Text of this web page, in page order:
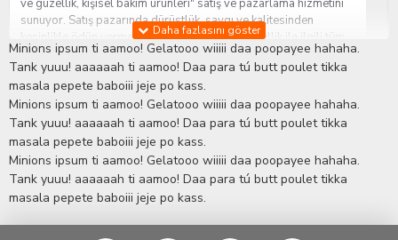
ve güzellik, kişisel bakım ürünleri" satış ve pazarlama hizmetini
sunuyor. Satış pazarında dürüstlük, saygı ve kalitesinden
kesinlikle ödün vermeden hizmet sağlık ve güzellik ile ilgili tüm
sorularınıza anında cevap verebilen Yetkin ve uzman kadrosu ile
ihtiyaçlarınızı en uygun fiyat ve taksit seçenekleriyle karşılıyor.
İstanbul beylikdüzü Erotik Shop sitemizde insan odaklı çalışma
stratejimiz ile müşterilerimizin yaşamlarında mutlu, sağlıklı ve
bakımlı olmaları için onlara sağlık ve güzellik danışmanlığı
sağlıyoruz.Sex ShopAlışveriş sitemiz Erotik Shop sektöründeki
gelişmeleri ve yenilikleri çok yakından takip etmesi, yaklaşık
5000'e yakın geniş ürün yelpazesi ile Türkiye'de bu sektörde
kendi alanımızda en geniş ürün gurubuna sahip ender
mağazalardan biri olması, müşteri memnuniyetini her zaman ön
planda tutan yaklaşımcı ve yenilikçi servislerin geliştirilmesi
Minions ipsum ti aamoo! Gelatooo wiiiii daa poopayee hahaha.
Tank yuuu! aaaaaah ti aamoo! Daa para tú butt poulet tikka
masala pepete baboiii jeje po kass.
Minions ipsum ti aamoo! Gelatooo wiiiii daa poopayee hahaha.
Tank yuuu! aaaaaah ti aamoo! Daa para tú butt poulet tikka
masala pepete baboiii jeje po kass.
Minions ipsum ti aamoo! Gelatooo wiiiii daa poopayee hahaha.
Tank yuuu! aaaaaah ti aamoo! Daa para tú butt poulet tikka
masala pepete baboiii jeje po kass.